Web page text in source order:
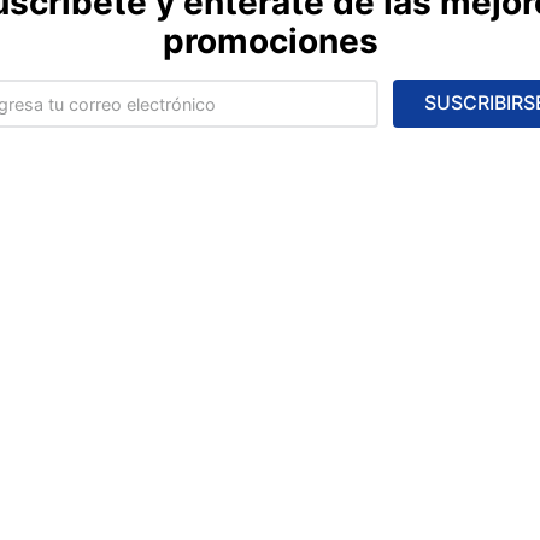
promociones